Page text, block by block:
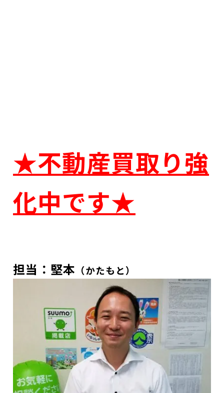
★不動産買取り強
化中です★
担当：堅本 （かたもと）